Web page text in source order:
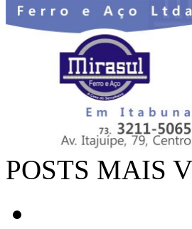
POSTS MAIS